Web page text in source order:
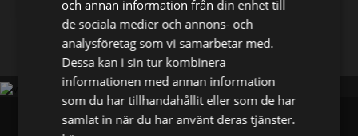
Facebook X
och annan information från din enhet till
de sociala medier och annons- och
analysföretag som vi samarbetar med.
Dessa kan i sin tur kombinera
informationen med annan information
som du har tillhandahållit eller som de har
samlat in när du har använt deras tjänster.